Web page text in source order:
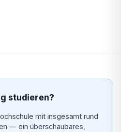
studieren?
mit insgesamt rund
— ein überschaubares,